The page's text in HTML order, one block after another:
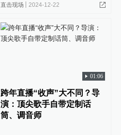
直击现场 2024-12-22
01:06
跨年直播“收声”大不同？导
演：顶尖歌手自带定制话
筒、调音师